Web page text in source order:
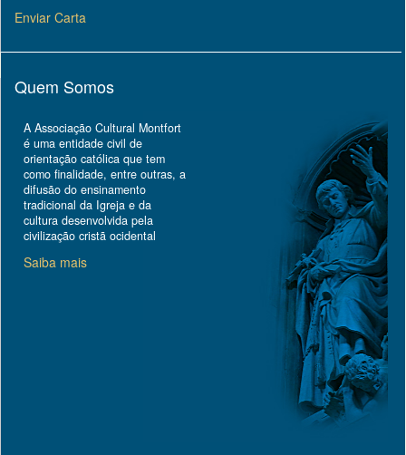
Enviar Carta
Quem Somos
A Associação Cultural Montfort
é uma entidade civil de
orientação católica que tem
como finalidade, entre outras, a
difusão do ensinamento
tradicional da Igreja e da
cultura desenvolvida pela
civilização cristã ocidental
Saiba mais